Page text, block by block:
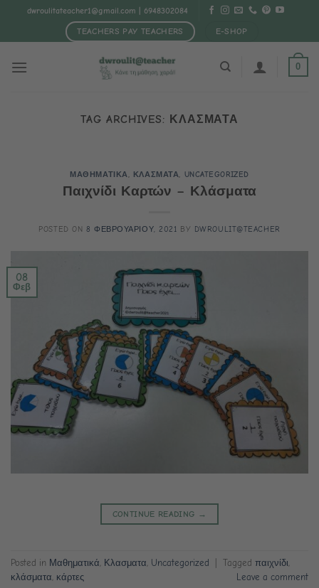
Μετάβαση
περιεχόμενο
dwroulitateacher1@gmail.com | 6948302084
TEACHERS PAY TEACHERS E-SHOP
0
TAG ARCHIVES: ΚΛΑΣΜΑΤΑ
ΜΑΘΗΜΑΤΙΚΑ, ΚΛΑΣΜΑΤΑ, UNCATEGORIZED
Παιχνίδι Καρτών – Κλάσματα
POSTED ON 8 ΦΕΒΡΟΥΑΡΙΟΥ, 2021 BY DWROULIT@TEACHER
08
Φεβ
CONTINUE READING →
Posted in Μαθηματικά Κλασματα Uncategorized Tagged παιχνίδι
κλάσματα κάρτες Leave a comment